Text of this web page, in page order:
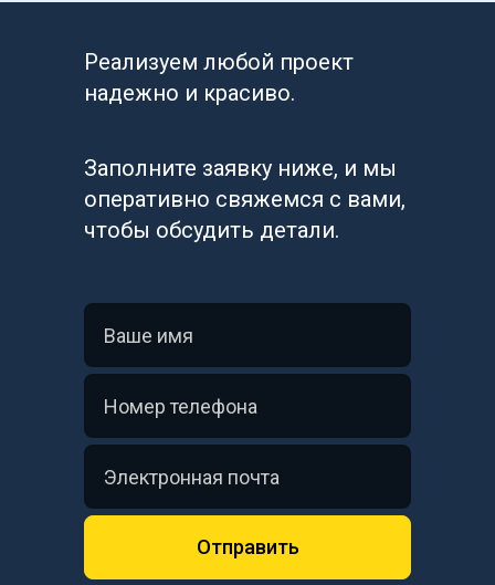
Отправить
Заполните заявку ниже, и мы
оперативно свяжемся с вами,
чтобы обсудить детали.
Реализуем любой проект
надежно и красиво.